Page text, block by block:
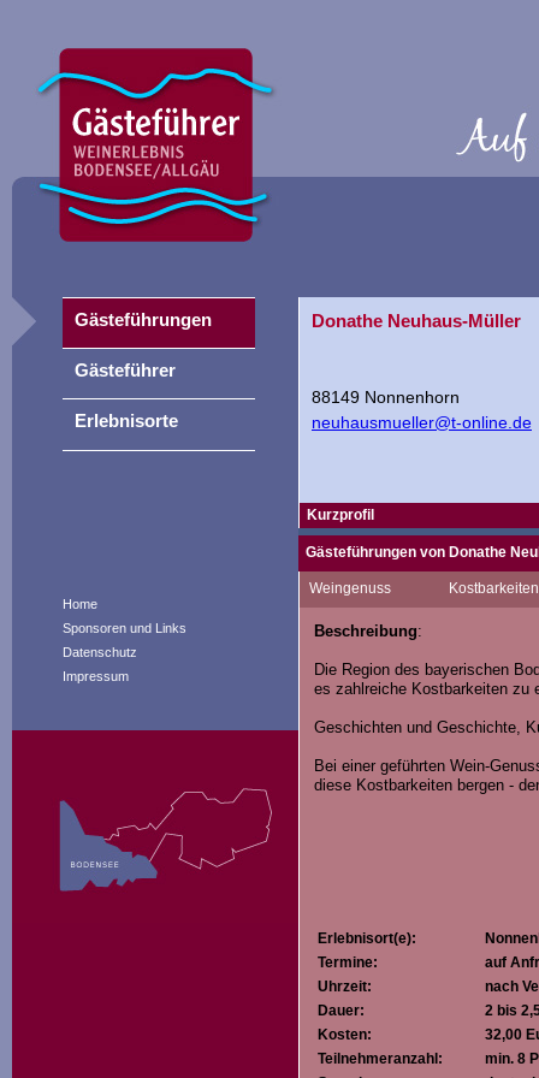
Home
Sponsoren und Links
Datenschutz
Impressum
Donathe Neuhaus-Müller
88149 Nonnenhorn
neuhausmueller@t-online.de
Kurzprofil
Nonnenhorn mit all ihrer Vielfalt.
Die herrlichen Aussichten auf
Seewein im Glas zu erleben –
Gästeführungen von Donathe
Weingenuss
Beschreibung:
Die Region des bayerischen
es zahlreiche Kostbarkeiten zu
Geschichten und Geschichte,
Bei einer geführten Wein-
diese Kostbarkeiten bergen -
Erlebnisort(e):
Termine:
auf
Uhrzeit:
nach
Dauer:
2 bis
Kosten:
32,00
Teilnehmeranzahl:
min. 8
Gästeführungen
Gästeführer
Erlebnisorte